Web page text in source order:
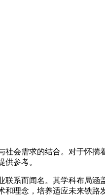
会需求的结合。对于怀
参考。
系而闻名。其学科布局
理念，培养适应未来铁路